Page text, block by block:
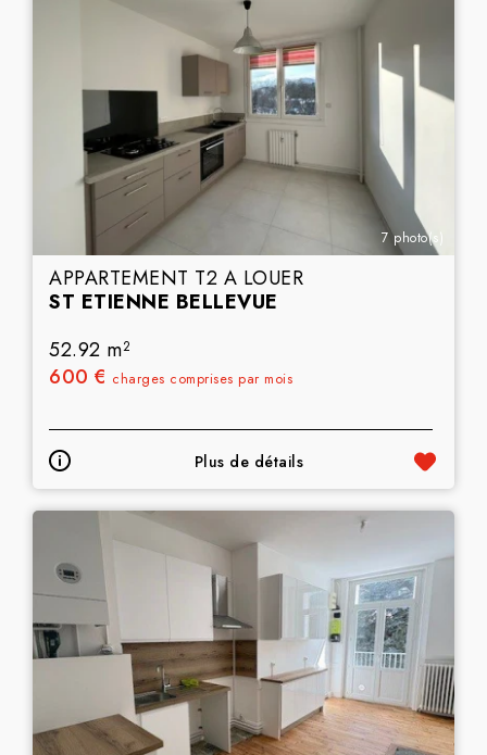
7 photo(s)
APPARTEMENT T2 A LOUER
ST ETIENNE BELLEVUE
52.92 m2
600 € charges comprises par mois
Plus de détails